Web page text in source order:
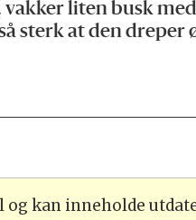
liten busk
sterk at den dreper
kan inneholde